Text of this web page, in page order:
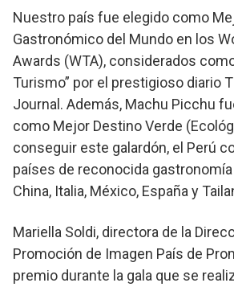
Nuestro país fue elegido como
Gastronómico del Mundo en los
Awards (WTA), considerados
Turismo” por el prestigioso diario
Journal. Además, Machu Picchu
como Mejor Destino Verde
conseguir este galardón, el Perú
países de reconocida
China, Italia, México, España y
Mariella Soldi, directora de la
Promoción de Imagen País de
premio durante la gala que se